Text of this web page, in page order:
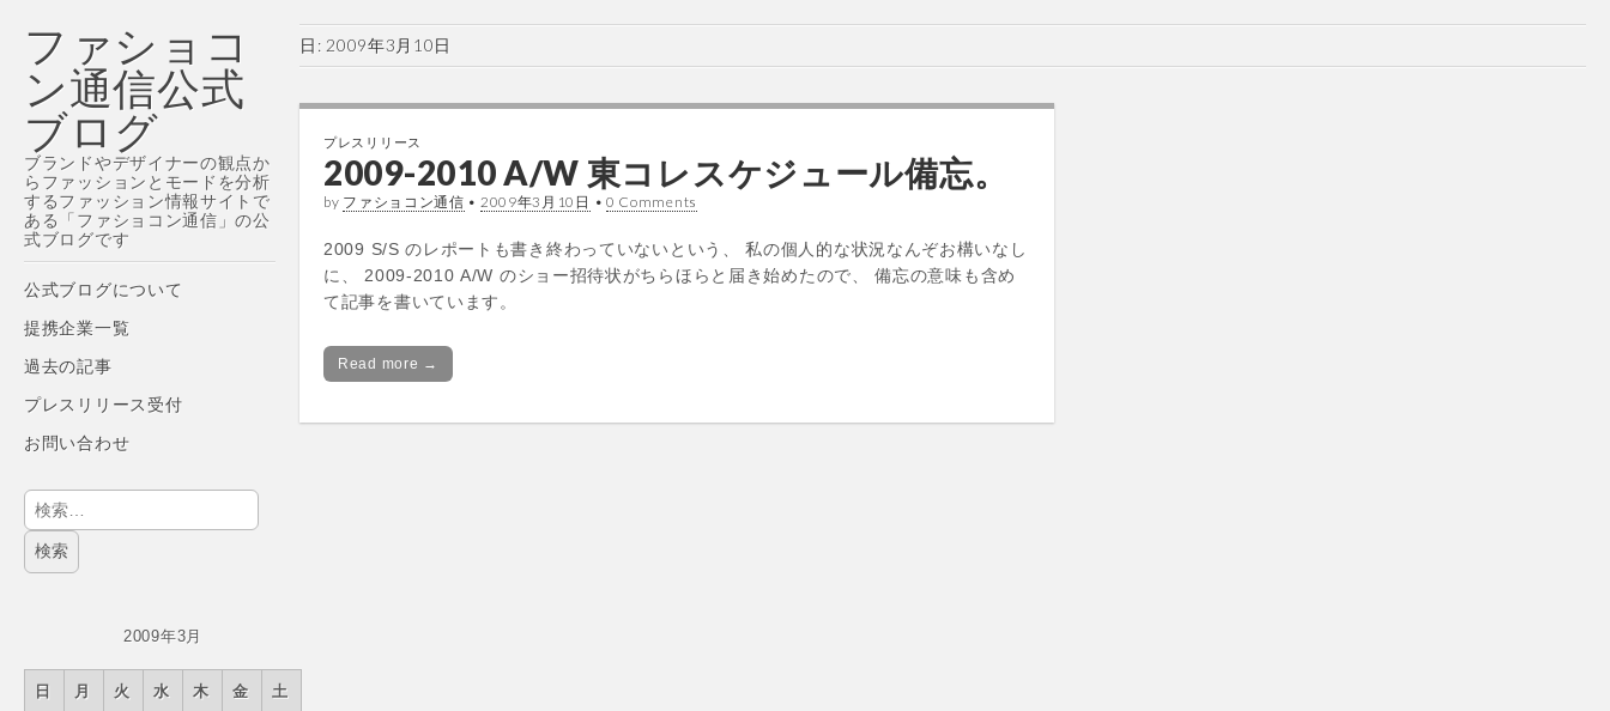
ファショコ
ン通信公式
ブログ
ブランドやデザイナーの観点か
らファッションとモードを分析
するファッション情報サイトで
ある「ファショコン通信」の公
式ブログです
Main
menu
Skip
content
公式ブログについて
提携企業一覧
過去の記事
プレスリリース受付
お問い合わせ
検
索:
2009年3月
日 月 火 水 木 金 土
日: 2009年3月10日
プレスリリース
2009-2010 A/W 東コレスケジュール備忘。
by ファショコン通信 • 2009年3月10日 • 0 Comments
2009 S/S のレポートも書き終わっていないという、 私の個人的な状況なんぞお構いなし
に、 2009-2010 A/W のショー招待状がちらほらと届き始めたので、 備忘の意味も含め
て記事を書いています。
Read more →